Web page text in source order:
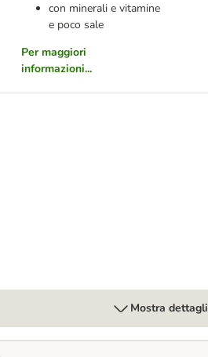
con minerali e vitamine
e poco sale
Per maggiori
informazioni...
Mostra dettagli